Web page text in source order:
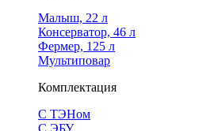
Малыш, 22 л
Консерватор, 46 л
Фермер, 125 л
Мультиповар
Комплектация
С ТЭНом
С ЭБУ